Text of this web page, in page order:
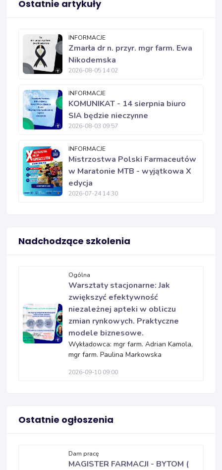
Ostatnie artykuły
INFORMACJE
Zmarła dr n. przyr. mgr farm. Ewa
Nikodemska
2026-08-05 14:02
INFORMACJE
KOMUNIKAT - 14 sierpnia biuro
SIA będzie nieczynne
2026-08-03 09:57
INFORMACJE
Mistrzostwa Polski Farmaceutów
w Maratonie MTB - wyjątkowa X
edycja
2026-07-24 14:30
Nadchodzące szkolenia
Ogólna
Warsztaty stacjonarne: Jak
zwiększyć efektywność
niezależnej apteki w obliczu
zmian rynkowych. Praktyczne
modele biznesowe.
Wykładowca: mgr farm. Adrian Kamola,
mgr farm. Paulina Markowska
2026-09-10 09:00
Ostatnie ogłoszenia
Dam pracę
MAGISTER FARMACJI - BYTOM (